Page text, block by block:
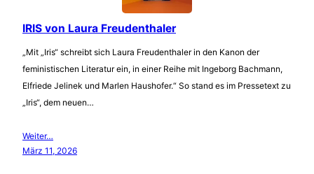
IRIS von Laura Freudenthaler
„Mit „Iris“ schreibt sich Laura Freudenthaler in den Kanon der
feministischen Literatur ein, in einer Reihe mit Ingeborg Bachmann,
Elfriede Jelinek und Marlen Haushofer.“ So stand es im Pressetext zu
„Iris“, dem neuen…
Weiter…
März 11, 2026